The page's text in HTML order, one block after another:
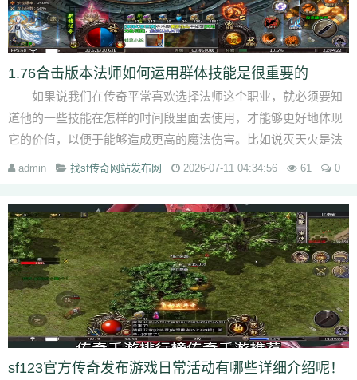
1.76合击版本法师如何运用群体技能是很重要的
如果说我们在传奇平常喜欢选择法师这个职业，就必须要知
道他的一些技能在怎样的时间段里面去使用，才能够更好地体现
它的价值，以便于能够造成更高的魔法伤害。比如说灭天火是法
师的一项比较终极的技...
admin 找sf传奇网站发布网 2026-07-11 04:34:56 61 0
sf123官方传奇发布游戏日常活动有哪些详细介绍呢！